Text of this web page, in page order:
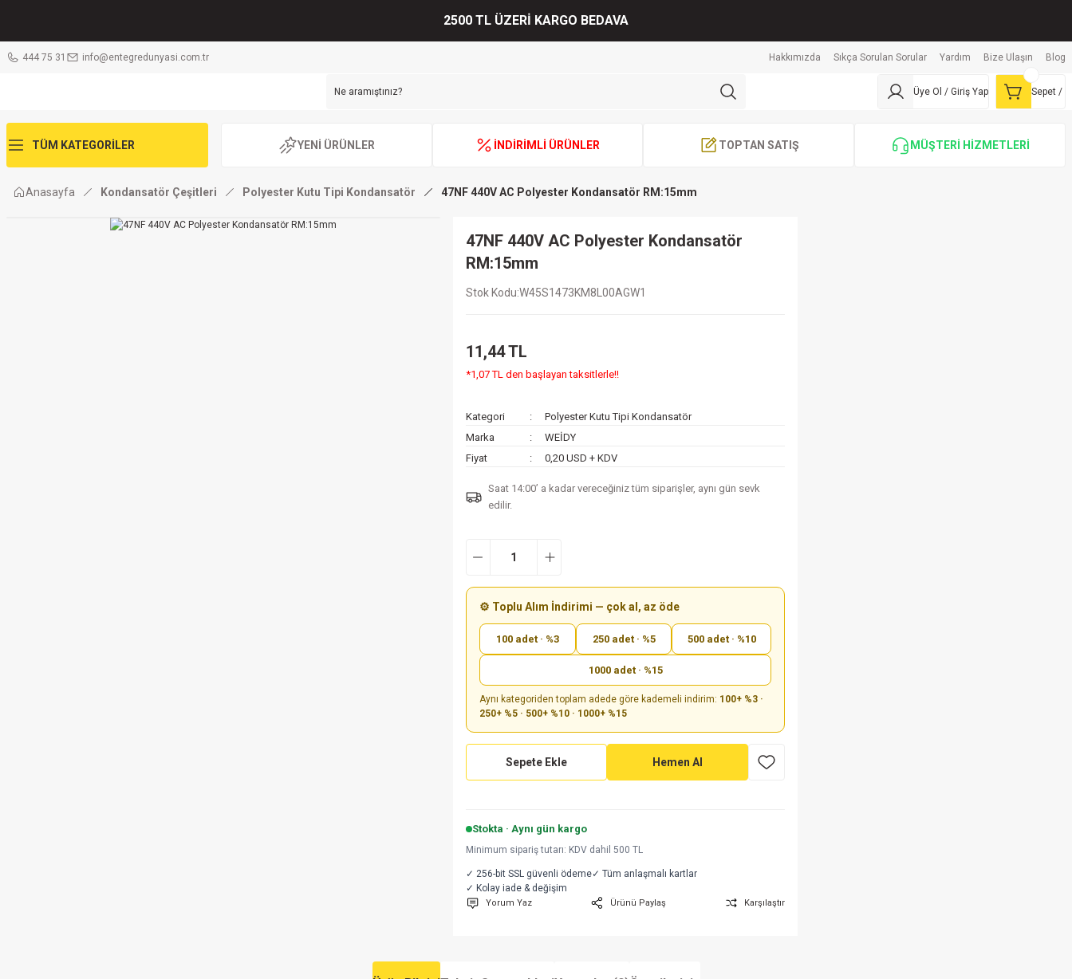
2500 TL ÜZERİ KARGO BEDAVA
444 75 31 info@entegredunyasi.com.tr Hakkımızda Sıkça Sorulan Sorular Yardım Bize Ulaşın Blog
Üye Ol / Giriş Yap Sepet /
TÜM KATEGORİLER YENİ ÜRÜNLER İNDİRİMLİ ÜRÜNLER TOPTAN SATIŞ MÜŞTERİ HİZMETLERİ
Anasayfa Kondansatör Çeşitleri Polyester Kutu Tipi Kondansatör 47NF 440V AC Polyester Kondansatör RM:15mm
47NF 440V AC Polyester Kondansatör
RM:15mm
Stok Kodu W45S1473KM8L00AGW1
11,44 TL
*1,07 TL den başlayan taksitlerle!!
Kategori
Polyester Kutu Tipi Kondansatör
Marka
WEİDY
Fiyat
0,20 USD + KDV
Saat 14:00’ a kadar vereceğiniz tüm siparişler, aynı gün sevk
edilir.
⚙️ Toplu Alım İndirimi — çok al, az öde
100 adet · %3 250 adet · %5 500 adet · %10
1000 adet · %15
Aynı kategoriden toplam adede göre kademeli indirim: 100+ %3 ·
250+ %5 · 500+ %10 · 1000+ %15
Sepete Ekle Hemen Al
Stokta · Aynı gün kargo
Minimum sipariş tutarı: KDV dahil 500 TL
✓ 256-bit SSL güvenli ödeme✓ Tüm anlaşmalı kartlar
✓ Kolay iade & değişim
Yorum Yaz Ürünü Paylaş Karşılaştır